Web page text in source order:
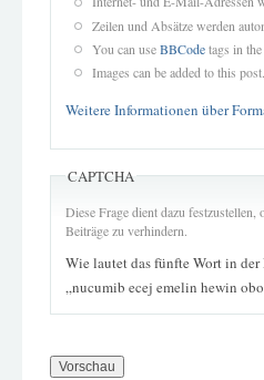
Zeilen und Absätze werden
You can useBBCodetags in
Images can be added to this post.
Weitere Informationen über
CAPTCHA
Diese Frage dient dazu
Beiträge zu verhindern.
Wie lautet das fünfte Wort in der
„nucumib ecej emelin hewin